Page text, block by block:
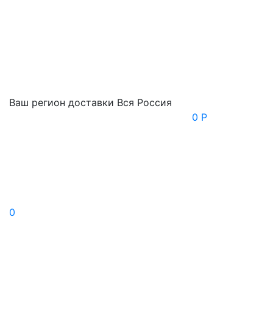
Ваш регион доставки Вся Россия
0
0 Р